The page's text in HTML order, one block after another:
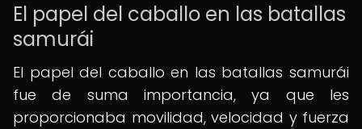
El papel del caballo en las batallas
samurái
El papel del caballo en las batallas samurái
fue de suma importancia, ya que les
proporcionaba movilidad, velocidad y fuerza